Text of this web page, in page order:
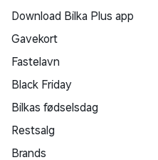
Download Bilka Plus app
Gavekort
Fastelavn
Black Friday
Bilkas fødselsdag
Restsalg
Brands